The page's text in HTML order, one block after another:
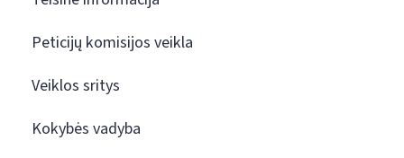
Peticijų komisijos veikla
Veiklos sritys
Kokybės vadyba